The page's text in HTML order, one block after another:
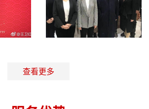
查看更多